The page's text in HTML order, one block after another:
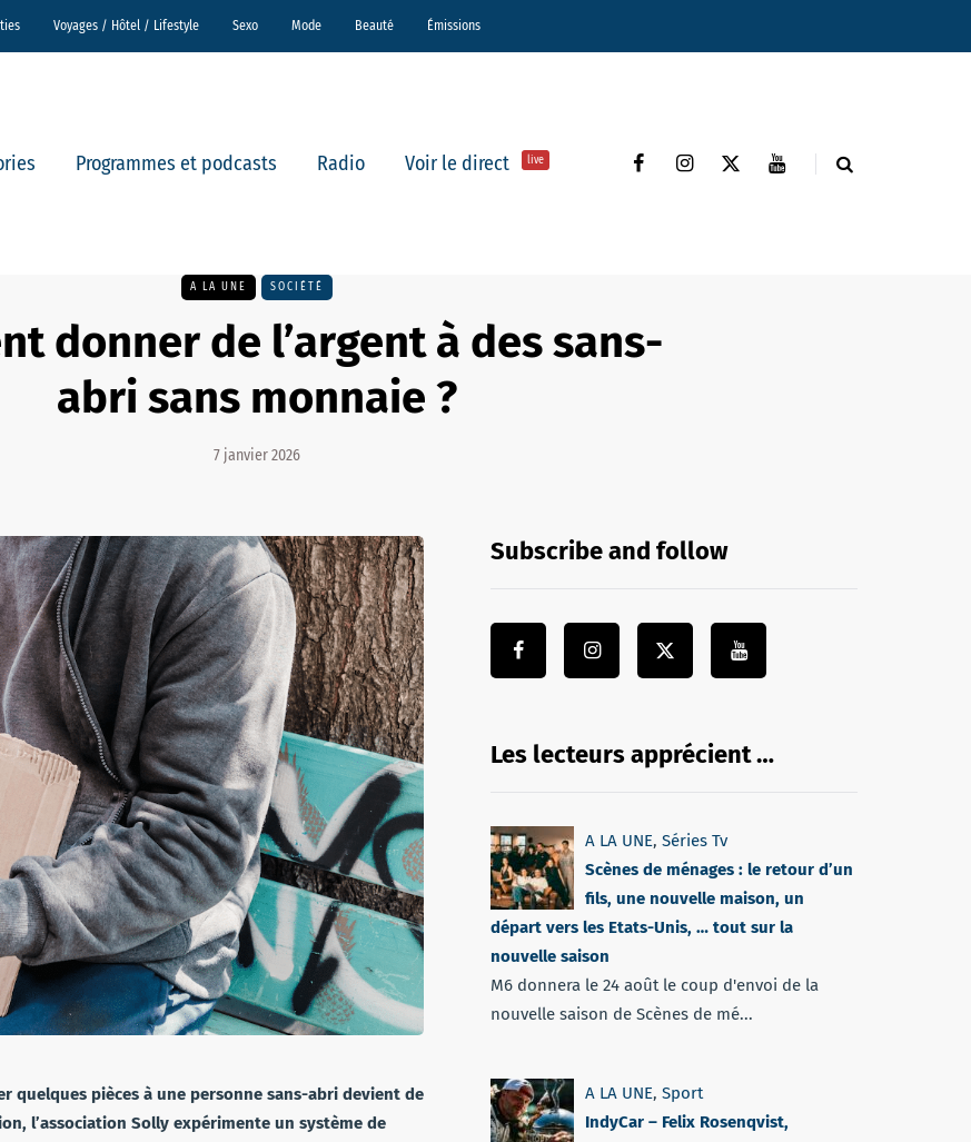
Voyages / Hôtel / Lifestyle Sexo Mode Beauté Émissions
Programmes et podcasts Radio Voir le direct live
A LA UNE SOCIÉTÉ
donner de l’argent à des sans-
abri sans monnaie ?
7 janvier 2026
quelques pièces à une personne sans-abri devient de
l’association Solly expérimente un système de
Subscribe and follow
Les lecteurs apprécient …
A LA UNE, Séries Tv
Scènes de ménages : le retour d’un
fils, une nouvelle maison, un
départ vers les Etats-Unis, … tout sur la
nouvelle saison
M6 donnera le 24 août le coup d'envoi de la
nouvelle saison de Scènes de mé...
A LA UNE, Sport
IndyCar – Felix Rosenqvist,